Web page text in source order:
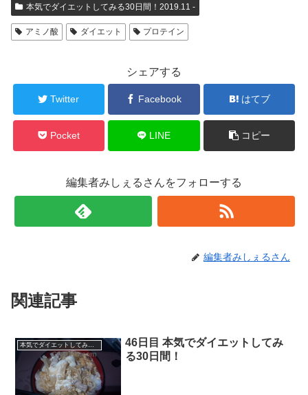
本気でダイエットしてみる30日間！2019.11 -
アミノ酸 ダイエット プロテイン
シェアする
Twitter Facebook はてブ
Pocket LINE コピー
編集者みしぇるさんをフォローする
編集者みしぇるさん
関連記事
本気でダイエットしてみる30日間！2019.11 -
46日目 本気でダイエットしてみ
る30日間！